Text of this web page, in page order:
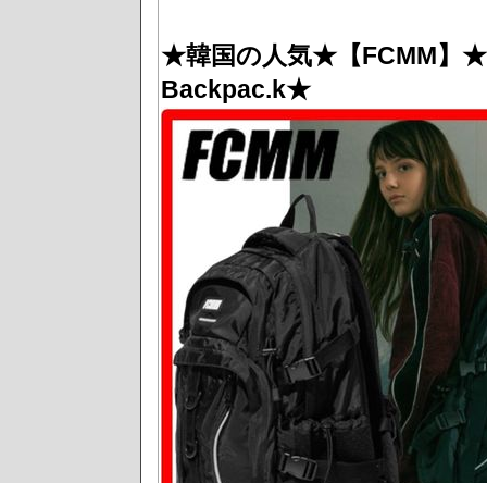
★韓国の人気★【FCMM】
Backpac.k★